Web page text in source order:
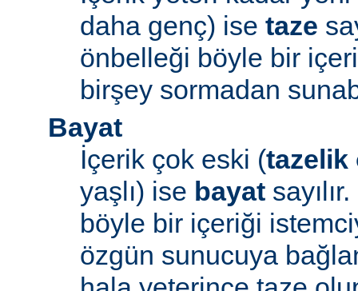
daha genç) ise taze
önbelleği böyle bir
birşey sormadan
Bayat
İçerik çok eski (tazelik
yaşlı) ise bayat
böyle bir içeriği
özgün sunucuya